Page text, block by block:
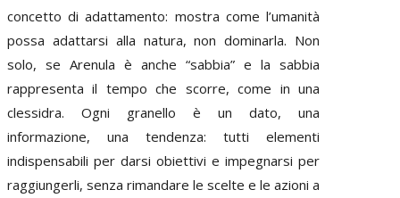
concetto di adattamento: mostra come l’umanità
possa adattarsi alla natura, non dominarla. Non
solo, se Arenula è anche “sabbia” e la sabbia
rappresenta il tempo che scorre, come in una
clessidra. Ogni granello è un dato, una
informazione, una tendenza: tutti elementi
indispensabili per darsi obiettivi e impegnarsi per
raggiungerli, senza rimandare le scelte e le azioni a